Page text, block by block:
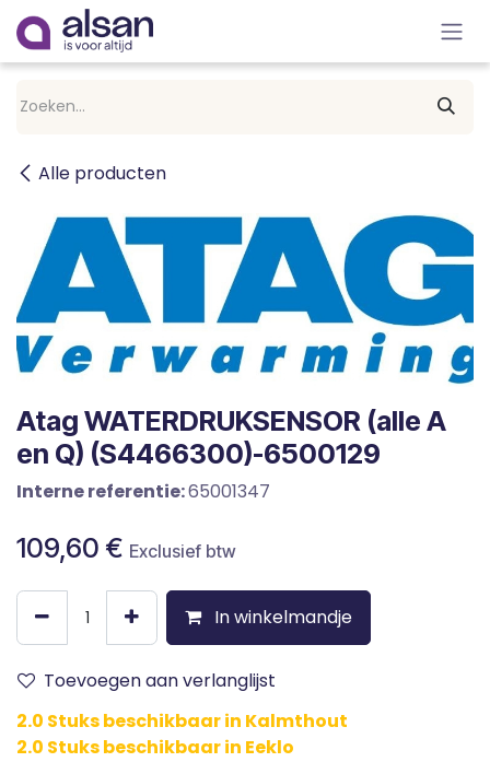
Overslaan naar inhoud
Alle producten
Atag WATERDRUKSENSOR (alle A
en Q) (S4466300)-6500129
Interne referentie:65001347
109,60 € Exclusief btw
In winkelmandje
Toevoegen aan verlanglijst
2.0 Stuks beschikbaar in Kalmthout
2.0 Stuks beschikbaar in Eeklo